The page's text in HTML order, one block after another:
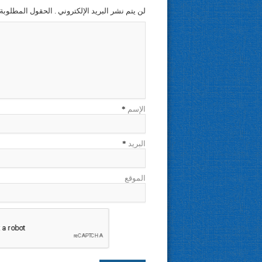
لن يتم نشر البريد الإلكتروني . الحقول
الإسم *
البريد *
الموقع